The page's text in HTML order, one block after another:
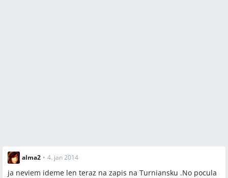
alma2 • 4. jan 2014
ja neviem ideme len teraz na zapis na Turniansku .No pocula